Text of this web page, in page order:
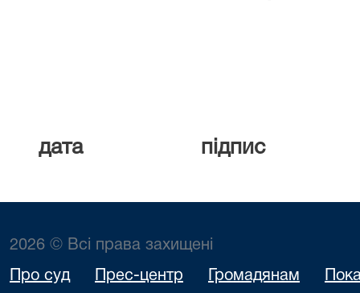
дата підпис
2026 © Всі права захищені
Про суд Прес-центр Громадянам